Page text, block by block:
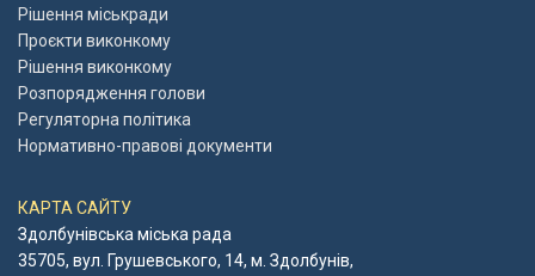
Рішення міськради
Проєкти виконкому
Рішення виконкому
Розпорядження голови
Регуляторна політика
Нормативно-правові документи
КАРТА САЙТУ
Здолбунівська міська рада
35705, вул. Грушевського, 14, м. Здолбунів,